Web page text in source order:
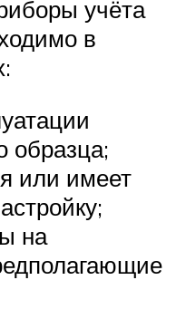
учёта
в
образца;
или имеет
на